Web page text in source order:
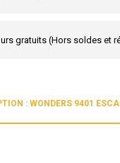
gratuits (Hors soldes et
: WONDERS 9401